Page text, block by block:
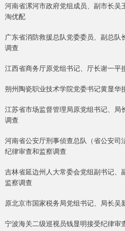
河南省漯河市政府党组成员、副市长吴
淘优配
广东省消防救援总队党委委员、副总队
调查
江西省商务厅原党组书记、厅长谢一平
朔州陶瓷职业技术学院党委书记黄显华
江苏省市场监督管理局原党组书记、局
调查
河南省公安厅刑事侦查总队（省公安司
纪律审查和监察调查
吉林省延边州人大常委会党组副书记、
监察调查
原北京市国家税务局党组书记、局长吴
宁波海关二级巡视员钱显明接受纪律审